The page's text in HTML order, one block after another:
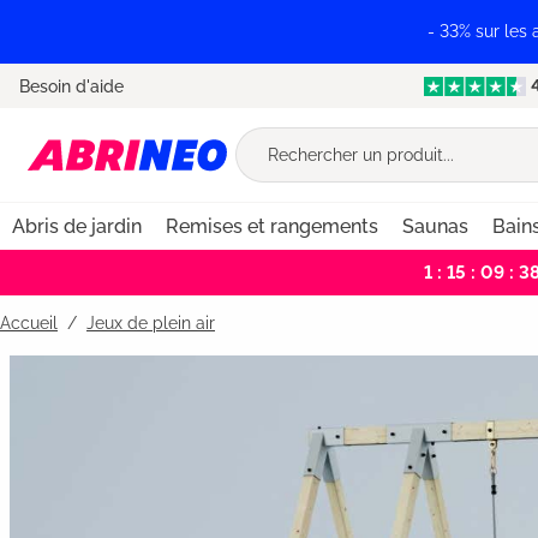
- 33% sur les
Besoin d'aide
Abris de jardin Remises et rangements Saunas
1 : 15 : 09 :
Accueil Jeux de plein air